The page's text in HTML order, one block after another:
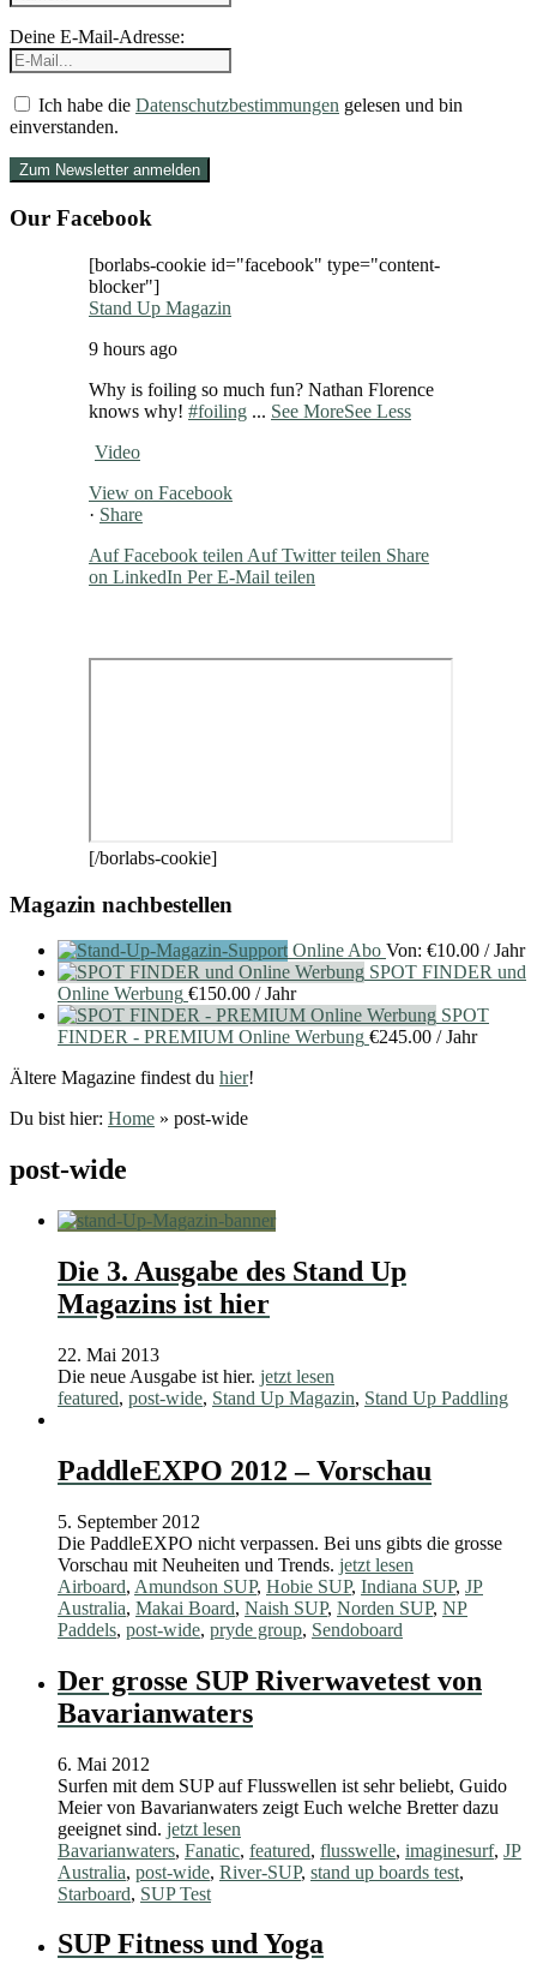
Deine E-Mail-Adresse:
Ich habe die Datenschutzbestimmungen gelesen und bin
einverstanden.
Our Facebook
[borlabs-cookie id="facebook" type="content-
blocker"]
Stand Up Magazin
9 hours ago
Why is foiling so much fun? Nathan Florence
knows why! #foiling ... See MoreSee Less
Video
View on Facebook
· Share
Auf Facebook teilen Auf Twitter teilen Share
on LinkedIn Per E-Mail teilen
[/borlabs-cookie]
Magazin nachbestellen
Online Abo Von: €10.00 / Jahr
SPOT FINDER und
Online Werbung €150.00 / Jahr
SPOT
FINDER - PREMIUM Online Werbung €245.00 / Jahr
Ältere Magazine findest du hier!
Du bist hier: Home » post-wide
post-wide
Die 3. Ausgabe des Stand Up
Magazins ist hier
22. Mai 2013
Die neue Ausgabe ist hier. jetzt lesen
featured, post-wide, Stand Up Magazin, Stand Up Paddling
PaddleEXPO 2012 – Vorschau
5. September 2012
Die PaddleEXPO nicht verpassen. Bei uns gibts die grosse
Vorschau mit Neuheiten und Trends. jetzt lesen
Airboard, Amundson SUP, Hobie SUP, Indiana SUP, JP
Australia, Makai Board, Naish SUP, Norden SUP, NP
Paddels, post-wide, pryde group, Sendoboard
Der grosse SUP Riverwavetest von
Bavarianwaters
6. Mai 2012
Surfen mit dem SUP auf Flusswellen ist sehr beliebt, Guido
Meier von Bavarianwaters zeigt Euch welche Bretter dazu
geeignet sind. jetzt lesen
Bavarianwaters, Fanatic, featured, flusswelle, imaginesurf, JP
Australia, post-wide, River-SUP, stand up boards test,
Starboard, SUP Test
SUP Fitness und Yoga